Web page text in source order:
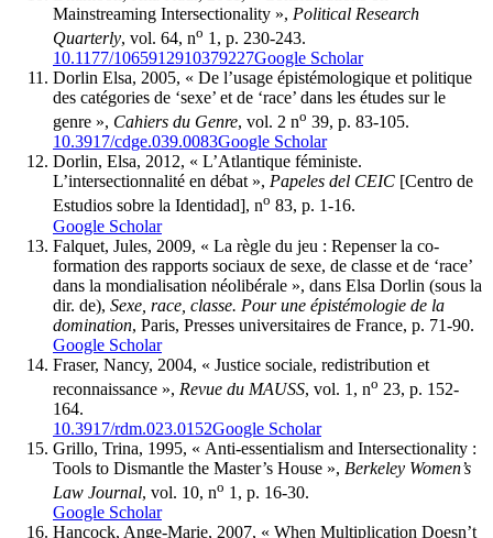
Mainstreaming Intersectionality », Political Research
Quarterly, vol. 64, no 1, p. 230-243.
10.1177/1065912910379227Google Scholar
Dorlin Elsa, 2005, « De l’usage épistémologique et politique
des catégories de ‘sexe’ et de ‘race’ dans les études sur le
genre », Cahiers du Genre, vol. 2 no 39, p. 83-105.
10.3917/cdge.039.0083Google Scholar
Dorlin, Elsa, 2012, « L’Atlantique féministe.
L’intersectionnalité en débat », Papeles del CEIC [Centro de
Estudios sobre la Identidad], no 83, p. 1-16.
Google Scholar
Falquet, Jules, 2009, « La règle du jeu : Repenser la co-
formation des rapports sociaux de sexe, de classe et de ‘race’
dans la mondialisation néolibérale », dans Elsa Dorlin (sous la
dir. de), Sexe, race, classe. Pour une épistémologie de la
domination, Paris, Presses universitaires de France, p. 71-90.
Google Scholar
Fraser, Nancy, 2004, « Justice sociale, redistribution et
reconnaissance », Revue du MAUSS, vol. 1, no 23, p. 152-
164.
10.3917/rdm.023.0152Google Scholar
Grillo, Trina, 1995, « Anti-essentialism and Intersectionality :
Tools to Dismantle the Master’s House », Berkeley Women’s
Law Journal, vol. 10, no 1, p. 16-30.
Google Scholar
Hancock, Ange-Marie, 2007, « When Multiplication Doesn’t